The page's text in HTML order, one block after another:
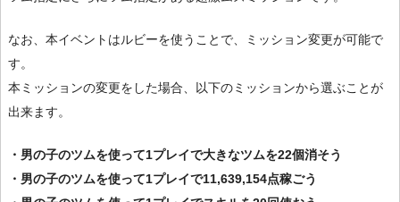
なお、本イベントはルビーを使うことで、ミッション変更が可能で
す。
本ミッションの変更をした場合、以下のミッションから選ぶことが
出来ます。
・男の子のツムを使って1プレイで大きなツムを22個消そう
・男の子のツムを使って1プレイで11,639,154点稼ごう